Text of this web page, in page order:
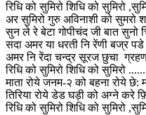
रिधि को सुमिरो शिधि को सुमिरो
अर सुमिरो गुरु अविनाशी को सुमरो
सुन ले रे बेटा गोपीचंद जी बात सुनो
सदा अमर या धरती नि रेंणी बज्र पडे
अमर नि रेंदा चन्द्र सूरज छुचा
रिधि को सुमिरो शिधि को सुमिरो
माता रोये जनम-२ को बहना रोये छे:
तिरिया रोये डेड घड़ी को अग्ने करे
रिधि को सुमिरो शिधि को सुमिरो